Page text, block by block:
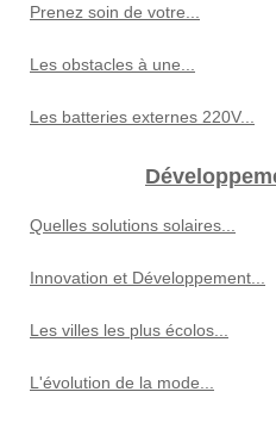
Prenez soin de votre...
Les obstacles à une...
Les batteries externes 220V...
Quelles solutions solaires...
Innovation et Développement...
Les villes les plus écolos...
L'évolution de la mode...